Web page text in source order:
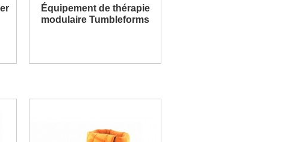
Équipement de thérapie
modulaire Tumbleforms
PLUS D'INFORMATION